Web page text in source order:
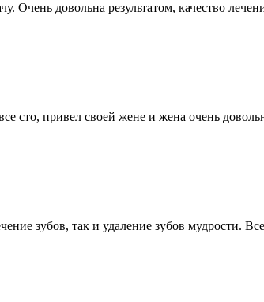
Очень довольна результатом, качество
сто, привел своей жене и жена очень
зубов, так и удаление зубов мудрости.